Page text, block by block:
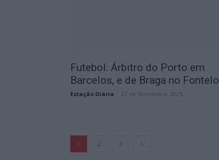
Futebol: Árbitro do Porto em
Barcelos, e de Braga no Fontelo
Estação Diária 27 de Novembro, 2025
1 2 3